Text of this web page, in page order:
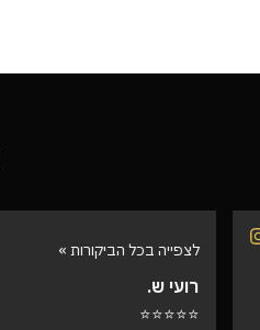
לצפייה בכל הביקורות »
רועי ש.
⭐⭐⭐⭐⭐